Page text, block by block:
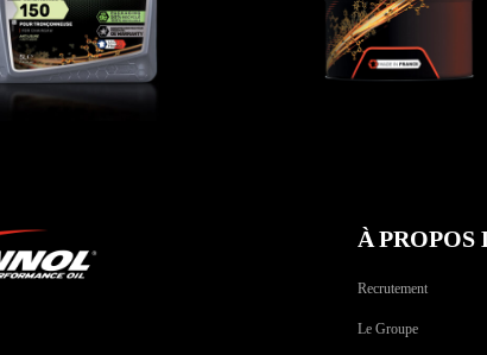
À PROPOS
Recrutement
Le Groupe